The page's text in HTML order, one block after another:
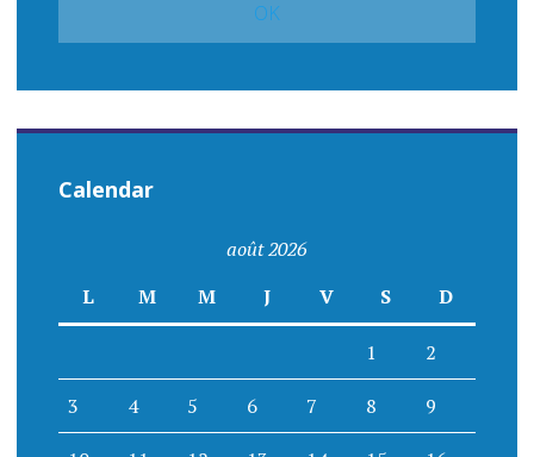
Calendar
août 2026
L
M M J V S D
1 2
3 4 5 6 7 8 9